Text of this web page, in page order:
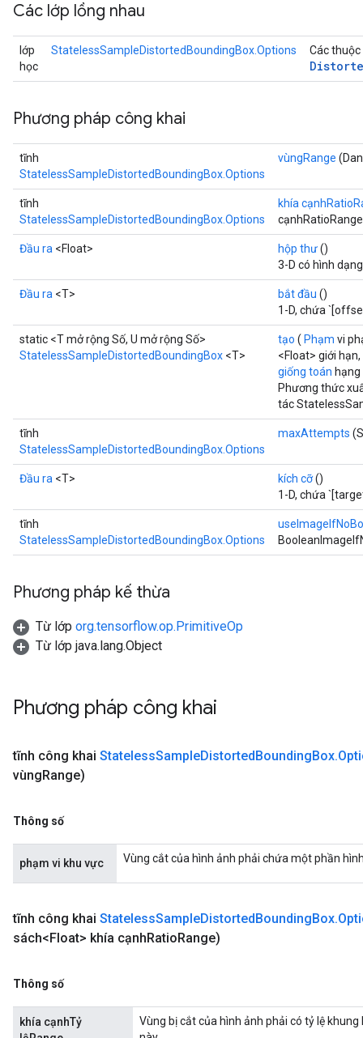
Các lớp lồng nhau
lớp
học
StatelessSampleDistortedBoundingBox.Options Các
Phương pháp công khai
tĩnh
StatelessSampleDistortedBoundingBox.Options
vùngRange
tĩnh
StatelessSampleDistortedBoundingBox.Options
khía
Đầu ra <Float> hộp thư()
3-D có hình
Đầu ra <T> bắt đầu ()
1-D, chứa
static <T mở rộng Số, U mở rộng Số>
StatelessSampleDistortedBoundingBox <T>
tạo ( Phạm vi
<Float> giới hạn,
giống toán
Phương thức
tác
tĩnh
StatelessSampleDistortedBoundingBox.Options
maxAttempts
Đầu ra <T> kích cỡ()
1-D, chứa
tĩnh
StatelessSampleDistortedBoundingBox.Options
Phương pháp kế thừa
Từ lớp org.tensorflow.op.PrimitiveOp
Từ lớp java.lang.Object
Phương pháp công khai
tĩnh công khai StatelessSampleDistortedBoundingBox.
vùngRange)
Thông số
phạm vi khu vực Vùng cắt của hình ảnh phải chứa một phần
tĩnh công khai StatelessSampleDistortedBoundingBox.
sách<Float> khía cạnhRatioRange)
Thông số
khía cạnhTỷ
Vùng bị cắt của hình ảnh phải có tỷ lệ